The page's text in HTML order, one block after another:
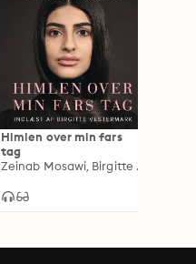
Himlen over min fars
tag
Zeinab Mosawi, Birgitte Vestermark